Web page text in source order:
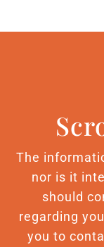
The
nor is it
should
regarding
you to